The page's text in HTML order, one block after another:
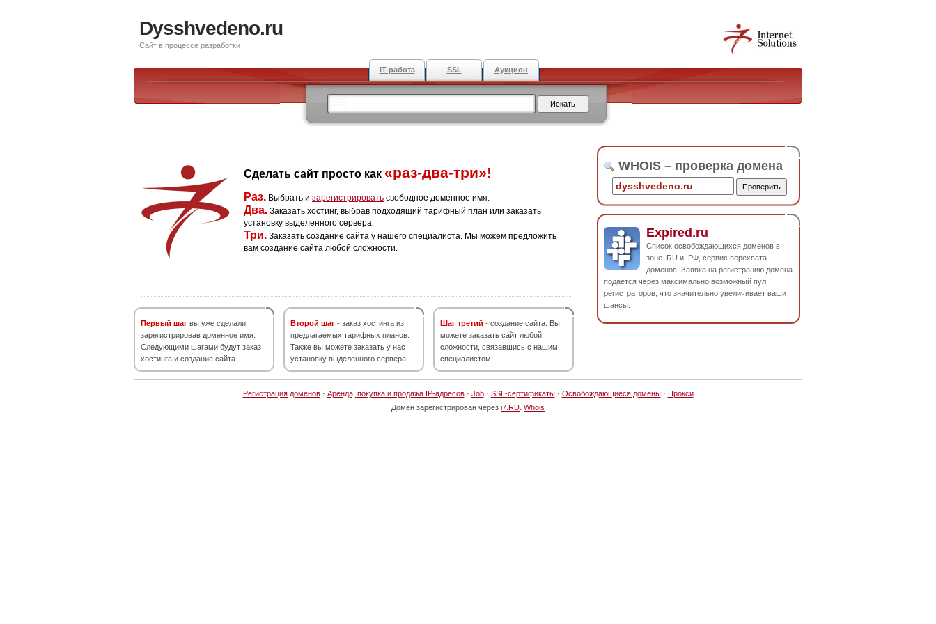
Dysshvedeno.ru
Сайт в процессе разработки
IT-работа SSL Аукцион
Сделать сайт просто как «раз-два-три»!
Раз. Выбрать и зарегистрировать свободное доменное имя.
Два. Заказать хостинг, выбрав подходящий тарифный план или заказать
установку выделенного сервера.
Три. Заказать создание сайта у нашего специалиста. Мы можем предложить
вам создание сайта любой сложности.
Первый шаг вы уже сделали,
зарегистрировав доменное имя.
Следующими шагами будут заказ
хостинга и создание сайта.
Второй шаг - заказ хостинга из
предлагаемых тарифных планов.
Также вы можете заказать у нас
установку выделенного сервера.
Шаг третий - создание сайта. Вы
можете заказать сайт любой
сложности, связавшись с нашим
специалистом.
WHOIS – проверка домена
Expired.ru
Список освобождающихся доменов в
зоне .RU и .РФ, сервис перехвата
доменов. Заявка на регистрацию домена
подается через максимально возможный пул
регистраторов, что значительно увеличивает ваши
шансы.
Регистрация доменов· Аренда, покупка и продажа IP-адресов· Job· SSL-сертификаты· Освобождающиеся домены· Прокси
Домен зарегистрирован через i7.RU Whois